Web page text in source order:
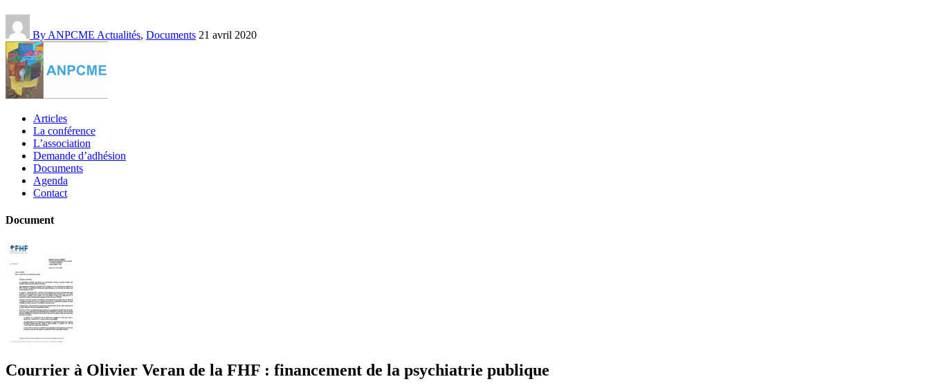
By ANPCME Actualités, Documents 21 avril 2020
Articles
La conférence
L’association
Demande d’adhésion
Documents
Agenda
Contact
Document
Courrier à Olivier Veran de la FHF : financement de la psychiatrie publique